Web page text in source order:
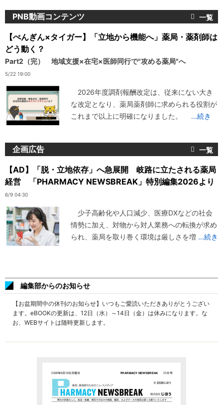
PNB動画コンテンツ
【ぺんぎん×タイガー】「立地から機能へ」薬局・薬剤師は
どう動く？
Part2（完） 地域支援×在宅×医師同行で"攻める薬局"へ
5/22 19:00
2026年度調剤報酬改定は、従来にない大き
な改定となり、薬局薬剤師に求められる役割が
これまで以上に明確になりました。
...続き
企画広告
【AD】「脱・立地依存」へ急展開 岐路に立たされる薬局
経営 「PHARMACY NEWSBREAK」特別編集2026より
6/9 04:30
少子高齢化や人口減少、医療DXなどの社会
情勢に加え、対物から対人業務への転換が求め
られ、薬局を取り巻く環境は厳しさを増 ...続き
編集部からのお知らせ
【お盆期間中の休刊のお知らせ】いつもご愛読いただきありがとうござい
ます。eBOOKの更新は、12日（水）～14日（金）は休みになります。な
お、WEBサイトは随時更新します。